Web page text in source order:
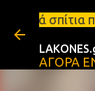
ΑΓΟΡΑ